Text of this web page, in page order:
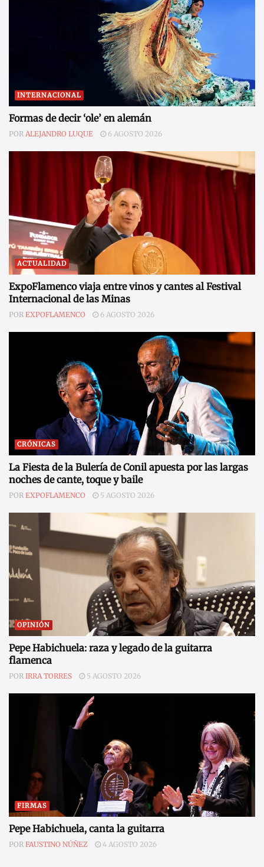
INTERNACIONAL
Formas de decir ‘ole’ en alemán
POR ALEJANDRO LUQUE 6 AGOSTO 2026
ACTUALIDAD
ExpoFlamenco viaja entre vinos y cantes al Festival
Internacional de las Minas
POR EXPOFLAMENCO 6 AGOSTO 2026
CRÓNICAS
La Fiesta de la Bulería de Conil apuesta por las largas
noches de cante, toque y baile
POR EXPOFLAMENCO 5 AGOSTO 2026
OPINIÓN
Pepe Habichuela: raza y legado de la guitarra
flamenca
POR IRRA TORRES 5 AGOSTO 2026
FIRMAS
Pepe Habichuela, canta la guitarra
POR FAUSTINO NÚÑEZ 4 AGOSTO 2026